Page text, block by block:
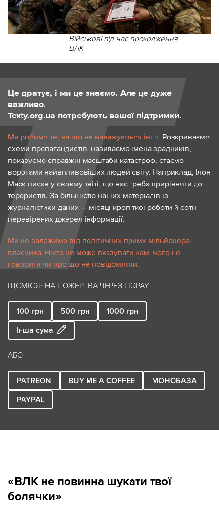
Військові під час проходження
ВЛК
Це дратує, і ми це знаємо. Але це дуже
важливо.
Texty.org.ua потребують вашої підтримки.
Ми робимо те, на що не наважуються інші. Розкриваємо
схеми пропагандистів, називаємо імена зрадників,
показуємо справжні масштаби катастроф, стаємо
ворогами найвпливовіших людей світу. Наприклад, Ілон
Маск писав у своєму твіті, що нас треба прирівняти до
терористів. За більшістю наших матеріалів із
журналістики даних — місяці кропіткої роботи й сотні
перевірених джерел інформації.
Ми не залежимо від політичних примх мільйонера-
власника. Ніхто не може вказувати нам, чого не
говорити чи про що не повідомляти.
ЩОМІСЯЧНА ПОЖЕРТВА ЧЕРЕЗ LIQPAY
100 грн 500 грн 1000 грн
Інша сума
АБО
PATREON BUY ME A COFFEE
МОНОБАЗА
PAYPAL
«ВЛК не повинна шукати твої
болячки»